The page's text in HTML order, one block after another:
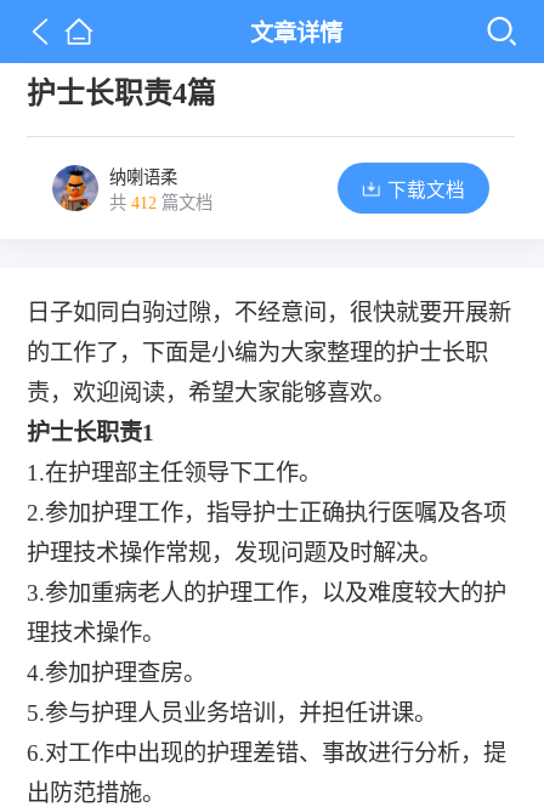
文章详情
护士长职责4篇
纳喇语柔
共 412 篇文档
下载文档
日子如同白驹过隙，不经意间，很快就要开展新
的工作了，下面是小编为大家整理的护士长职
责，欢迎阅读，希望大家能够喜欢。
护士长职责1
1.在护理部主任领导下工作。
2.参加护理工作，指导护士正确执行医嘱及各项
护理技术操作常规，发现问题及时解决。
3.参加重病老人的护理工作，以及难度较大的护
理技术操作。
4.参加护理查房。
5.参与护理人员业务培训，并担任讲课。
6.对工作中出现的护理差错、事故进行分析，提
出防范措施。